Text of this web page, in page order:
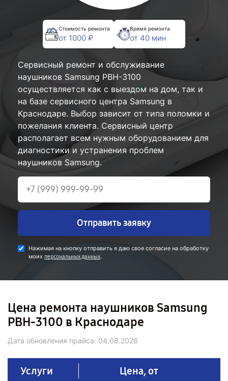
Стоимость ремонта
от 1000 ₽
Время ремонта
от 40 мин
Сервисный ремонт и обслуживание
наушников Samsung PBH-3100
осуществляется как с выездом на дом, так и
на базе сервисного центра Samsung в
Краснодаре. Выбор зависит от типа поломки и
пожелания клиента. Сервисный центр
располагает всем нужным оборудованием для
диагностики и устранения проблем
наушников Samsung.
Отправить заявку
Нажимая на кнопку отправить я даю свое согласие на обработку
моих персональных данных.
Цена ремонта наушников Samsung
PBH-3100 в Краснодаре
Дата обновления прайса: 04.08.2026
Услуги Цена, от